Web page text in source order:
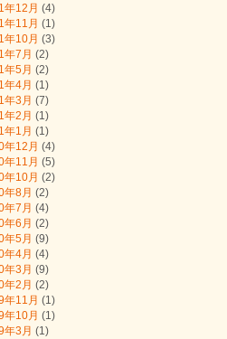
年12月 (4)
年11月 (1)
年10月 (3)
年7月 (2)
年5月 (2)
年4月 (1)
年3月 (7)
年2月 (1)
年1月 (1)
年12月 (4)
年11月 (5)
年10月 (2)
年8月 (2)
年7月 (4)
年6月 (2)
年5月 (9)
年4月 (4)
年3月 (9)
年2月 (2)
年11月 (1)
年10月 (1)
年3月 (1)